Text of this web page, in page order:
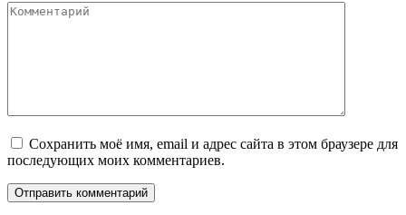
Комментарий
Сохранить моё имя, email и адрес сайта в этом браузере для
последующих моих комментариев.